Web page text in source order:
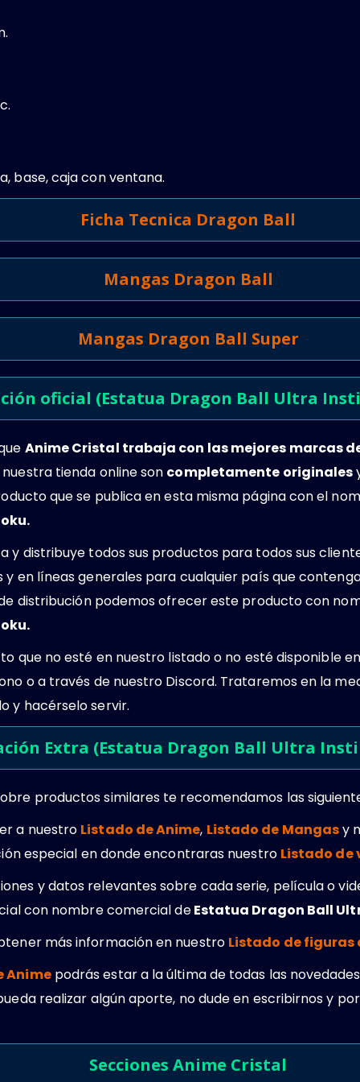
base, caja con ventana.
Ficha Tecnica Dragon Ball
Mangas Dragon Ball
Mangas Dragon Ball Super
oficial (Estatua Dragon Ball Ultra
Anime Cristal trabaja con las mejores marcas
tienda online son completamente originales
que se publica en esta misma página con el
y distribuye todos sus productos para todos sus
y en líneas generales para cualquier país que
distribución podemos ofrecer este producto con
que no esté en nuestro listado o no esté disponible
o a través de nuestro Discord. Trataremos en la
y hacérselo servir.
Extra (Estatua Dragon Ball Ultra
productos similares te recomendamos las
a nuestro Listado de Anime, Listado de Mangasy
especial en donde encontraras nuestro Listado de
y datos relevantes sobre cada serie, película o
con nombre comercial deEstatua Dragon Ball
más información en nuestro Listado de figuras
Animepodrás estar a la última de todas las
realizar algún aporte, no dude en escribirnos y
Secciones Anime Cristal